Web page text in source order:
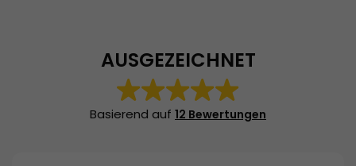
AUSGEZEICHNET
Basierend auf 12 Bewertungen